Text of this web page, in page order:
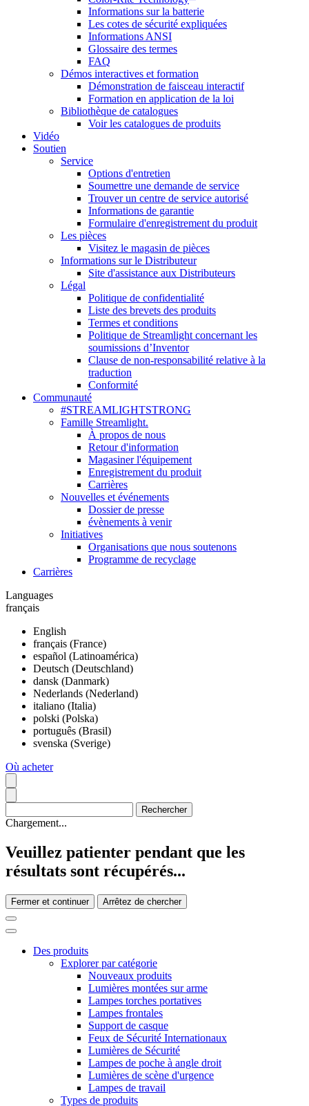
Informations sur la batterie
Les cotes de sécurité expliquées
Informations ANSI
Glossaire des termes
FAQ
Démos interactives et formation
Démonstration de faisceau interactif
Formation en application de la loi
Bibliothèque de catalogues
Voir les catalogues de produits
Vidéo
Soutien
Service
Options d'entretien
Soumettre une demande de service
Trouver un centre de service autorisé
Informations de garantie
Formulaire d'enregistrement du produit
Les pièces
Visitez le magasin de pièces
Informations sur le Distributeur
Site d'assistance aux Distributeurs
Légal
Politique de confidentialité
Liste des brevets des produits
Termes et conditions
Politique de Streamlight concernant les
soumissions d’Inventor
Clause de non-responsabilité relative à la
traduction
Conformité
Communauté
#STREAMLIGHTSTRONG
Famille Streamlight.
À propos de nous
Retour d'information
Magasiner l'équipement
Enregistrement du produit
Carrières
Nouvelles et événements
Dossier de presse
évènements à venir
Initiatives
Organisations que nous soutenons
Programme de recyclage
Carrières
Languages
français
English
français (France)
español (Latinoamérica)
Deutsch (Deutschland)
dansk (Danmark)
Nederlands (Nederland)
italiano (Italia)
polski (Polska)
português (Brasil)
svenska (Sverige)
Où acheter
Chargement...
Veuillez patienter pendant que les
résultats sont récupérés...
Fermer et continuer Arrêtez de chercher
Des produits
Explorer par catégorie
Nouveaux produits
Lumières montées sur arme
Lampes torches portatives
Lampes frontales
Support de casque
Feux de Sécurité Internationaux
Lumières de Sécurité
Lampes de poche à angle droit
Lumières de scène d'urgence
Lampes de travail
Types de produits